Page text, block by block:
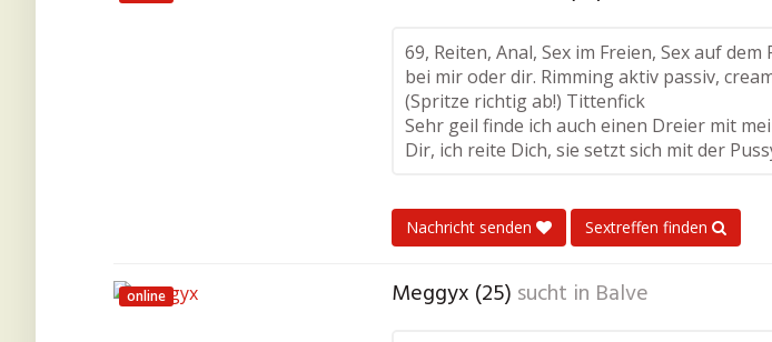
69, Reiten, Anal, Sex im Freien, Sex auf
bei mir oder dir. Rimming aktiv passiv,
(Spritze richtig ab!) Tittenfick
Sehr geil finde ich auch einen Dreier mit
Dir, ich reite Dich, sie setzt sich mit der
Nachricht senden Sextreffen finden
online Meggyx (25) sucht in Balve